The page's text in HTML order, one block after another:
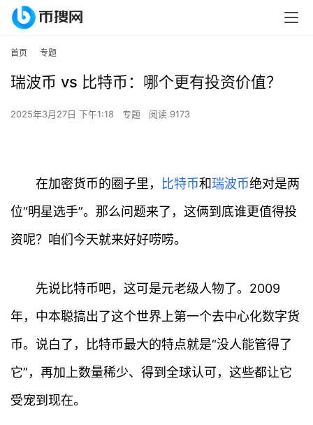
首页 专题
瑞波币 vs 比特币：哪个更有投资价值？
2025年3月27日 下午1:18 专题 阅读 9173
在加密货币的圈子里， 比特币和瑞波币绝对是两
位“明星选手”。那么问题来了，这俩到底谁更值得投
资呢？咱们今天就来好好唠唠。
先说比特币吧，这可是元老级人物了。2009
年，中本聪搞出了这个世界上第一个去中心化数字货
币。说白了，比特币最大的特点就是“没人能管得了
它”，再加上数量稀少、得到全球认可，这些都让它
受宠到现在。